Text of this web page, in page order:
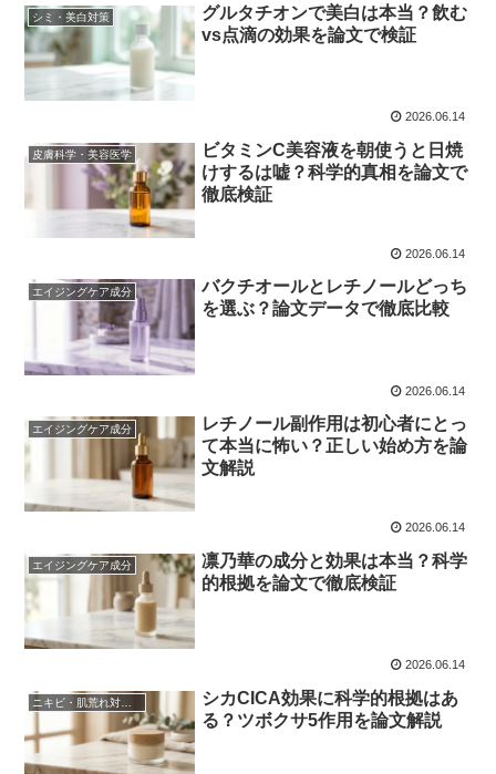
シミ・美白対策
グルタチオンで美白は本当？飲む
vs点滴の効果を論文で検証
2026.06.14
皮膚科学・美容医学
ビタミンC美容液を朝使うと日焼
けするは嘘？科学的真相を論文で
徹底検証
2026.06.14
エイジングケア成分
バクチオールとレチノールどっち
を選ぶ？論文データで徹底比較
2026.06.14
エイジングケア成分
レチノール副作用は初心者にとっ
て本当に怖い？正しい始め方を論
文解説
2026.06.14
エイジングケア成分
凛乃華の成分と効果は本当？科学
的根拠を論文で徹底検証
2026.06.14
ニキビ・肌荒れ対策成分
シカCICA効果に科学的根拠はあ
る？ツボクサ5作用を論文解説